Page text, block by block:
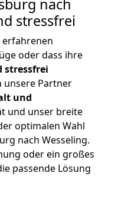
nach
stressfrei
erfahrenen
oder dass ihre
stressfrei
unsere Partner
und
und unser breite
optimalen Wahl
nach Wesseling.
oder ein großes
passende Lösung